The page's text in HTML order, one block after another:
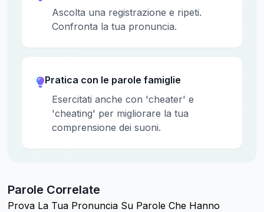
Ascolta una registrazione e ripeti.
Confronta la tua pronuncia.
Pratica con le parole famiglie
Esercitati anche con 'cheater' e
'cheating' per migliorare la tua
comprensione dei suoni.
Parole Correlate
Prova La Tua Pronuncia Su Parole Che Hanno